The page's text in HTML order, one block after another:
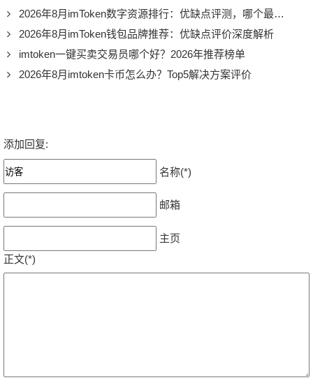
2026年8月imToken数字资源排行：优缺点评测，哪个最推荐？
2026年8月imToken钱包品牌推荐：优缺点评价深度解析
imtoken一键买卖交易员哪个好？2026年推荐榜单
2026年8月imtoken卡币怎么办？Top5解决方案评价
添加回复:
名称(*)
邮箱
主页
正文(*)